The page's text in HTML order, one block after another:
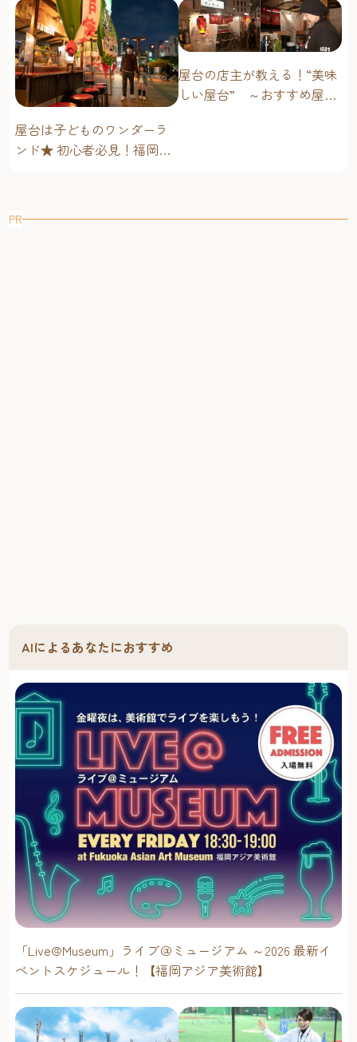
ることもあり、使いやすさで食が進みます。（写真下）
注意が必要。
歩道・道路への飛び出し注意！
屋台は多くの人が行き交う歩道にあり、車道にも近いため
注意が必要です。お父さんの横にピタリと席を置いておく
ことも大切です。子どもだけで席を立ったり、歩きまわっ
たりしないようにして、席を離れるときは親も一緒に付い
ておきましょう。
イントです。（写真右）
すっかり屋台に馴染んでいるイチカちゃん。子どもも大人
と一緒に楽しめる福岡・博多の屋台。
非日常の体験が良い経験と思い出に。
イチカちゃんの感想～
「おねえさんとかおじさんと話したのが楽しかった。美味
しいものをいろいろ食べたのが楽しかった。」
お父さんの感想～
「屋台が開放的で非日常だからか、すごく楽しんでいまし
た。親子で屋台を満喫できたので、連れて来て良かったで
す。普段、家族以外の大人と話す機会もあまりないので、
良い経験にもなったと思います。子どもがある程度きちん
と座っていられる年齢なら、周りに気遣いつつも子連れで
も十分に楽しめます。」
屋台は子どものワンダーラ
ンド★ 初心者必見！福岡博
屋台の店主が教える！“美味
しい屋台” ～おすすめ屋台
PR
AIによるあなたにおすすめ
「Live@Museum」ライブ＠ミュージアム ～2026 最新イ
ベントスケジュール！【福岡アジア美術館】